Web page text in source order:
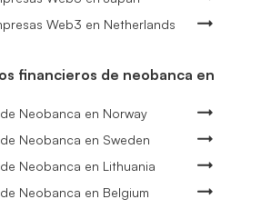
Web3 en Netherlands
financieros de neobanca en
Neobanca en Norway
Neobanca en Sweden
Neobanca en Lithuania
Neobanca en Belgium